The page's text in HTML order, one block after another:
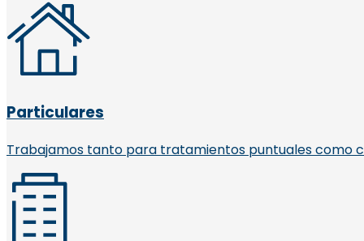
Particulares
Trabajamos tanto para tratamientos puntuales como